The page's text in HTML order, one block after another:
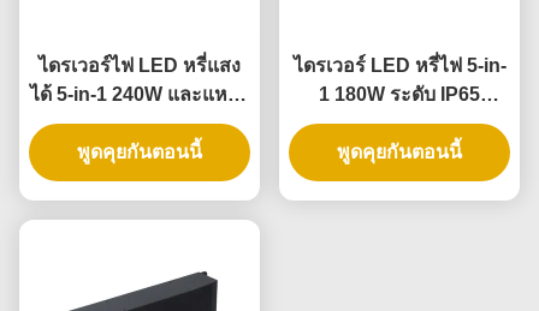
ไดรเวอร์ไฟ LED หรี่แสง
ได้ 5-in-1 240W และแหล่ง
จ่ายไฟ LED หรี่แสงได้,
ระดับ IP65
พูดคุยกันตอนนี้
ไดรเวอร์ LED หรี่ไฟ 5-in-
1 180W ระดับ IP65
สำหรับใช้งานภายนอก
และภายในอาคาร
พูดคุยกันตอนนี้